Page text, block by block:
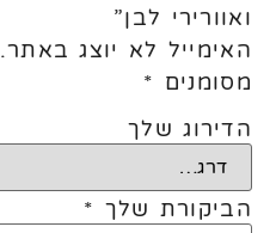
ואוורירי לבן”
האימייל לא יוצג באתר.
מסומנים *
הדירוג שלך
הביקורת שלך *